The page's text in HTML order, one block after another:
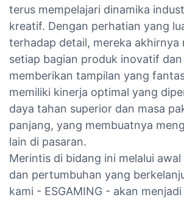
terus mempelajari dinamika
kreatif. Dengan perhatian yang
terhadap detail, mereka akhirnya
setiap bagian produk inovatif dan
memberikan tampilan yang
memiliki kinerja optimal yang
daya tahan superior dan masa
panjang, yang membuatnya
lain di pasaran.
Merintis di bidang ini melalui
dan pertumbuhan yang
kami - ESGAMING - akan